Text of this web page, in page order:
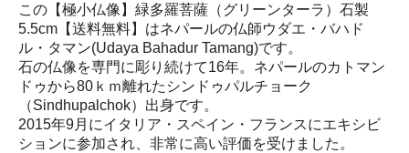
この【極小仏像】緑多羅菩薩（グリーンターラ）石製
5.5cm【送料無料】はネパールの仏師ウダエ・バハド
ル・タマン(Udaya Bahadur Tamang)です。
石の仏像を専門に彫り続けて16年。ネパールのカトマン
ドゥから80ｋｍ離れたシンドゥパルチョーク
（Sindhupalchok）出身です。
2015年9月にイタリア・スペイン・フランスにエキシビ
ションに参加され、非常に高い評価を受けました。